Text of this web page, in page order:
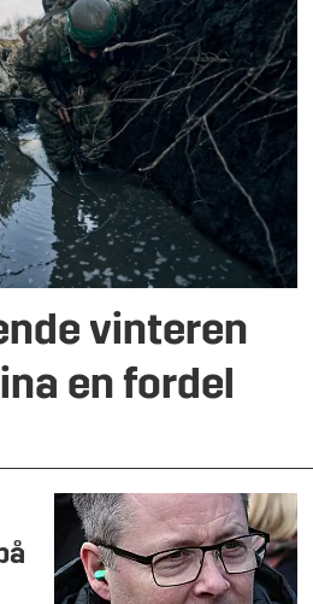
vinteren
en fordel